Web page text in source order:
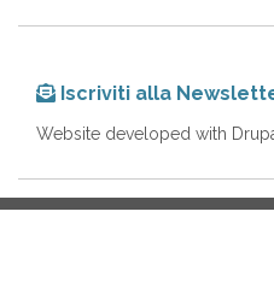
Iscriviti alla
Website developed with